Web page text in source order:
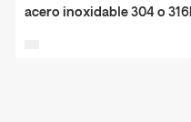
acero inoxidable 304 o